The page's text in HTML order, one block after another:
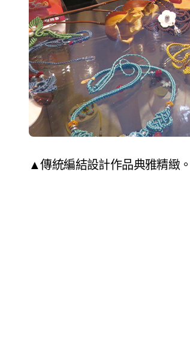
▲傳統編結設計作品典雅精緻。